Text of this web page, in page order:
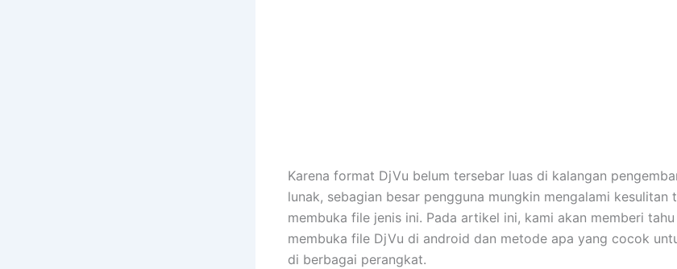
Karena format DjVu belum tersebar luas di kalangan
lunak, sebagian besar pengguna mungkin mengalami kesulitan
membuka file jenis ini. Pada artikel ini, kami akan memberi
membuka file DjVu di android dan metode apa yang cocok
di berbagai perangkat.